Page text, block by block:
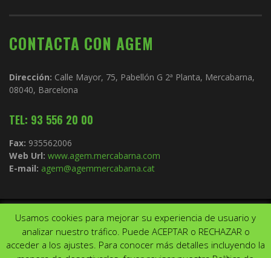
CONTACTA CON AGEM
Dirección: Calle Mayor, 75, Pabellón G 2ª Planta, Mercabarna,
08040, Barcelona
TEL: 93 556 20 00
Fax: 935562006
Web Url: www.agem.mercabarna.com
E-mail: agem@agemmercabarna.cat
Copyright © 2021.AGEM. Todos los derechos reservados. Diseño de
Aviso LegalPolítica de privacidad
↑ Volver arriba
Usamos cookies para mejorar su experiencia de usuario y
analizar nuestro tráfico. Puede ACEPTAR o RECHAZAR o
acceder a los ajustes. Para conocer más detalles incluyendo la